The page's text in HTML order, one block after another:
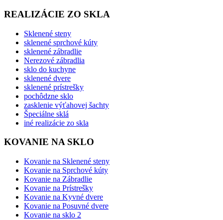
REALIZÁCIE ZO SKLA
Sklenené steny
sklenené sprchové kúty
sklenené zábradlie
Nerezové zábradlia
sklo do kuchyne
sklenené dvere
sklenené prístrešky
pochôdzne sklo
zasklenie výťahovej šachty
Špeciálne sklá
iné realizácie zo skla
KOVANIE NA SKLO
Kovanie na Sklenené steny
Kovanie na Sprchové kúty
Kovanie na Zábradlie
Kovanie na Prístrešky
Kovanie na Kyvné dvere
Kovanie na Posuvné dvere
Kovanie na sklo 2